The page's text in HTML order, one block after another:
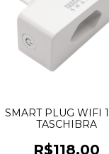
SMART PLUG WIFI
TASCHIBRA
R$118,00